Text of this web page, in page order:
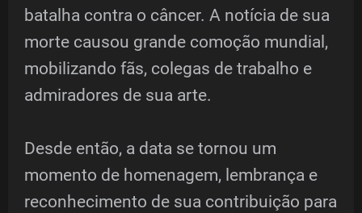
batalha contra o câncer. A notícia de sua
morte causou grande comoção mundial,
mobilizando fãs, colegas de trabalho e
admiradores de sua arte.
Desde então, a data se tornou um
momento de homenagem, lembrança e
reconhecimento de sua contribuição para